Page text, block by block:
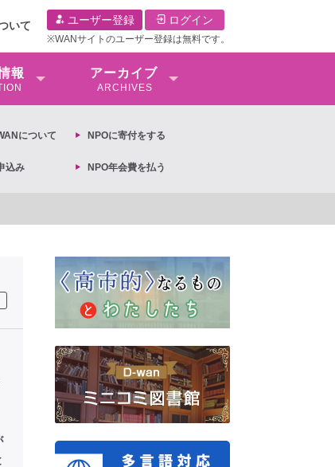
いて ユーザー登録 ログイン
※WANサイトのユーザー登録は無料です。
報 アーカイブ
ARCHIVES
について NPOに寄付をする
込み NPO年会費を払う
ョン 亀永能布子